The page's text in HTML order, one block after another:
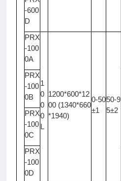
-600
D
PRX
-100
0A
1
0
0
0
L
1200*600*12
00 (1340*660
*1940)
0-50
±1
50-9
5±2
PRX
-100
0B
PRX
-100
0C
PRX
-100
0D